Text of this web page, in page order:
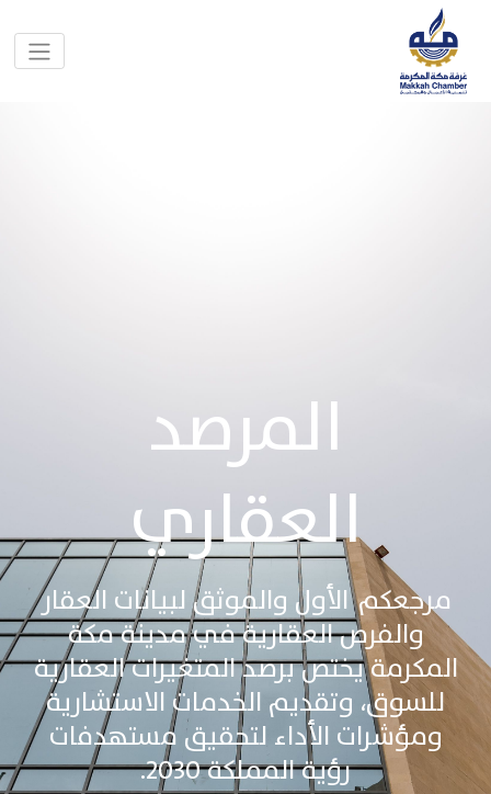
المرصد
العقاري
مرجعكم الأول والموثق لبيانات العقار
والفرص العقارية في مدينة مكة
المكرمة يختص برصد المتغيرات العقارية
للسوق، وتقديم الخدمات الاستشارية
ومؤشرات الأداء لتحقيق مستهدفات
رؤية المملكة 2030.